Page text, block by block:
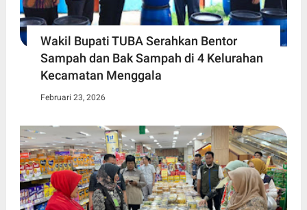
Wakil Bupati TUBA Serahkan Bentor
Sampah dan Bak Sampah di 4 Kelurahan
Kecamatan Menggala
Februari 23, 2026